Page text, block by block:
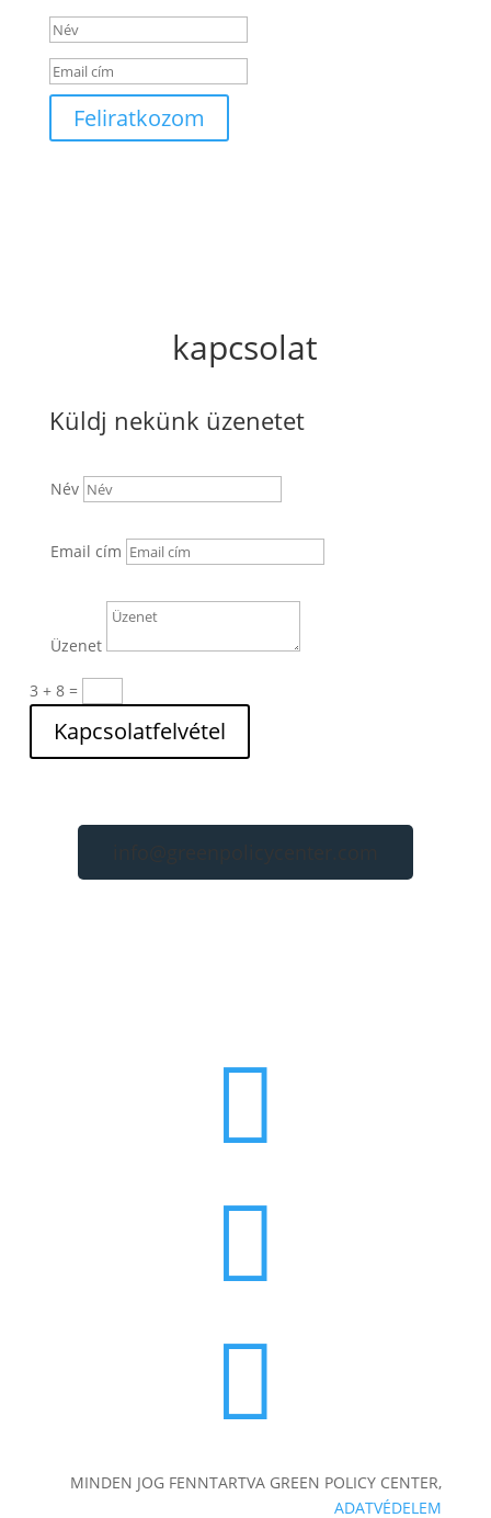
Feliratkozom
kapcsolat
Küldj nekünk üzenetet
Név
Email cím
Üzenet
3 + 8=
Kapcsolatfelvétel



MINDEN JOG FENNTARTVA GREEN POLICY CENTER,
ADATVÉDELEM